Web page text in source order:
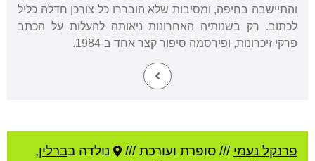
והתיישבה בחיפה, ומסיבות שלא הובררו כל צורכן חדלה כליל
לכתוב. רק בשנותיה האחרונות ניאותה להעלות על הכתב
פרקי זיכרונות, ופירסמה סיפור קצר אחד ב-1984.
פרנקל נעמי /// סופרת ועורכת /// נולדה בברלין,